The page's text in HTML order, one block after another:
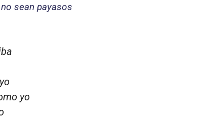
sean payasos
yo